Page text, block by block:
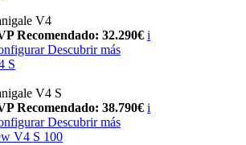
V4
Recomendado: 32.290€ i
Descubrir más
S
V4 S
Recomendado: 38.790€ i
Descubrir más
V4 S 100